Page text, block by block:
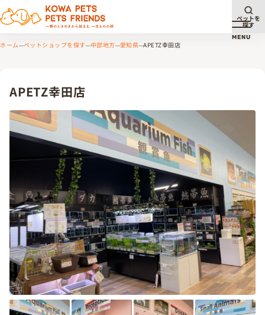
メニ
MENU
ペットを
探す
ホーム ペットショップを探す 中部地方 愛知県 APETZ幸田店
APETZ幸田店